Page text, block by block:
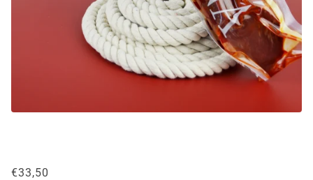
€33,50